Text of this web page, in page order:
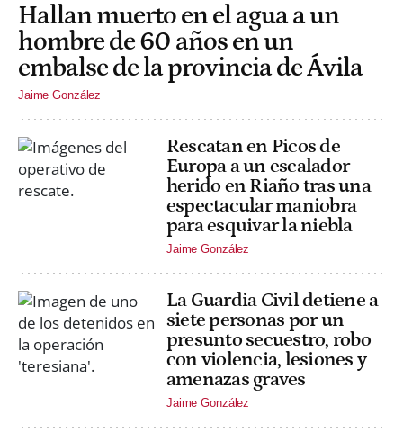
Hallan muerto en el agua a un
hombre de 60 años en un
embalse de la provincia de Ávila
Jaime González
Rescatan en Picos de
Europa a un escalador
herido en Riaño tras una
espectacular maniobra
para esquivar la niebla
Jaime González
La Guardia Civil detiene a
siete personas por un
presunto secuestro, robo
con violencia, lesiones y
amenazas graves
Jaime González